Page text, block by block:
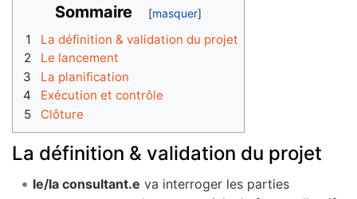
Sommaire
1
La définition & validation du projet
2
Le lancement
3
La planification
4
Exécution et contrôle
5
Clôture
La définition & validation du projet
le/la consultant.e va interroger les parties